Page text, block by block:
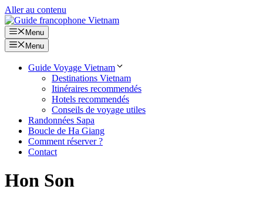
Aller au contenu
Menu
Menu
Guide Voyage Vietnam
Destinations Vietnam
Itinéraires recommendés
Hotels recommendés
Conseils de voyage utiles
Randonnées Sapa
Boucle de Ha Giang
Comment réserver ?
Contact
Hon Son